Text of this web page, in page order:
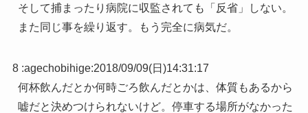
そして捕まったり病院に収監されても「反省」しない。
また同じ事を繰り返す。もう完全に病気だ。
8 :agechobihige:2018/09/09(日)14:31:17
何杯飲んだとか何時ごろ飲んだとかは、体質もあるから
嘘だと決めつけられないけど。停車する場所がなかった